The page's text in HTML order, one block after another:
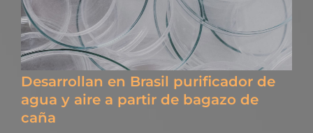
Desarrollan en Brasil purificador de
agua y aire a partir de bagazo de
caña